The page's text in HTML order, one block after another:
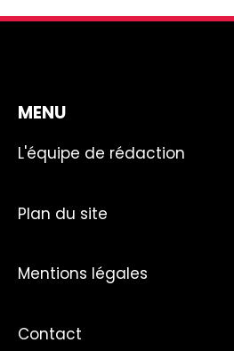
MENU
L'équipe de rédaction
Plan du site
Mentions légales
Contact